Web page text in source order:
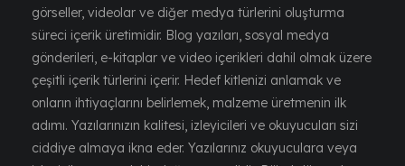
görseller, videolar ve diğer medya türlerini oluşturma
süreci içerik üretimidir. Blog yazıları, sosyal medya
gönderileri, e-kitaplar ve video içerikleri dahil olmak üzere
çeşitli içerik türlerini içerir. Hedef kitlenizi anlamak ve
onların ihtiyaçlarını belirlemek, malzeme üretmenin ilk
adımı. Yazılarınızın kalitesi, izleyicileri ve okuyucuları sizi
ciddiye almaya ikna eder. Yazılarınız okuyuculara veya